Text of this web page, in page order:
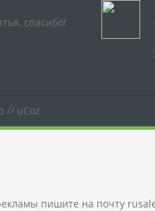
спасибо!
// uCoz
пишите на почту